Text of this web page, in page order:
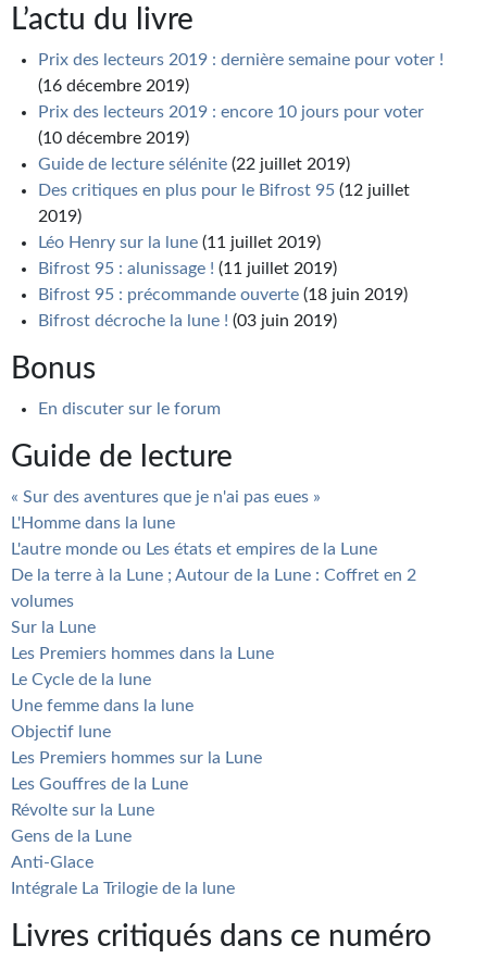
L’actu du livre
Prix des lecteurs 2019 : dernière semaine pour voter !
(16 décembre 2019)
Prix des lecteurs 2019 : encore 10 jours pour voter
(10 décembre 2019)
Guide de lecture sélénite (22 juillet 2019)
Des critiques en plus pour le Bifrost 95 (12 juillet
2019)
Léo Henry sur la lune (11 juillet 2019)
Bifrost 95 : alunissage ! (11 juillet 2019)
Bifrost 95 : précommande ouverte (18 juin 2019)
Bifrost décroche la lune ! (03 juin 2019)
Bonus
En discuter sur le forum
Guide de lecture
« Sur des aventures que je n'ai pas eues »
L'Homme dans la lune
L'autre monde ou Les états et empires de la Lune
De la terre à la Lune ; Autour de la Lune : Coffret en 2
volumes
Sur la Lune
Les Premiers hommes dans la Lune
Le Cycle de la lune
Une femme dans la lune
Objectif lune
Les Premiers hommes sur la Lune
Les Gouffres de la Lune
Révolte sur la Lune
Gens de la Lune
Anti-Glace
Intégrale La Trilogie de la lune
Livres critiqués dans ce numéro